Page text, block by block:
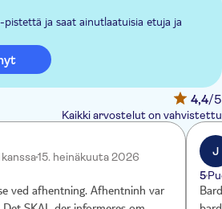
kohteista. Se rakennettiin 400-
vanhimmista kirkoista."
Nessebarin vanhassa
työntyvässä kapeassa niemessä
niin rikas, että se on
Täällä on niin
että arkeologien on täytynyt tutkia
ymmärtääkseen sen historiaa.
asuttivat ensin traakialaiset, sitten
ja ottomaanit.
reunustamilla mutkittelevilla
kymmenien vanhojen kirkkojen
ja saat ainutlaatuisia etuja ja
4,4/5
Kaikki arvostelut on vahvistettu
15. heinäkuuta 2026
ved afhentning. Afhentninh var
J
5